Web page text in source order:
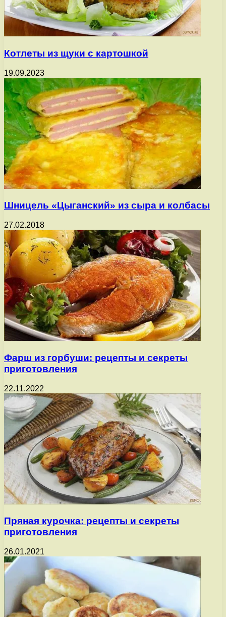
Котлеты из щуки с картошкой
19.09.2023
Шницель «Цыганский» из сыра и колбасы
27.02.2018
Фарш из горбуши: рецепты и секреты
приготовления
22.11.2022
Пряная курочка: рецепты и секреты
приготовления
26.01.2021